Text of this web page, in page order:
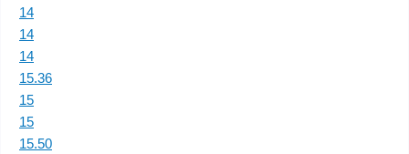
14
14
14
15.36
15
15
15.50